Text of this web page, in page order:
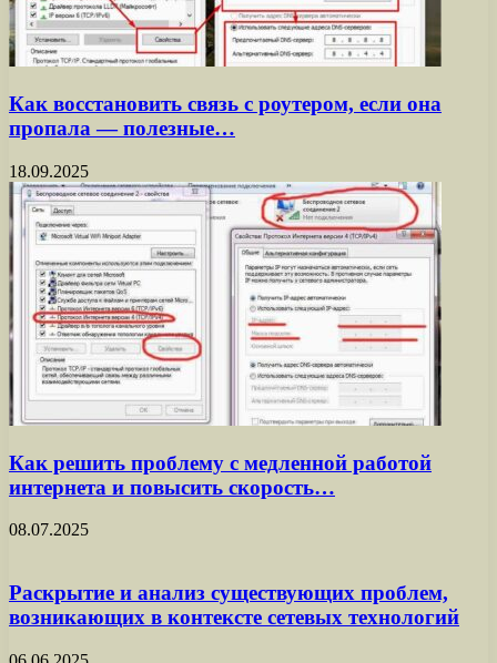
Как восстановить связь с роутером, если она
пропала — полезные…
18.09.2025
Как решить проблему с медленной работой
интернета и повысить скорость…
08.07.2025
Раскрытие и анализ существующих проблем,
возникающих в контексте сетевых технологий